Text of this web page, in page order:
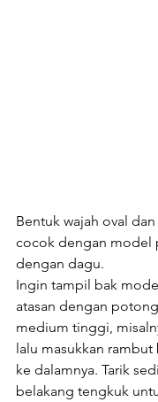
Bentuk wajah oval
cocok dengan model
dengan dagu.
Ingin tampil bak
atasan dengan
medium tinggi,
lalu masukkan
ke dalamnya. Tarik
belakang tengkuk